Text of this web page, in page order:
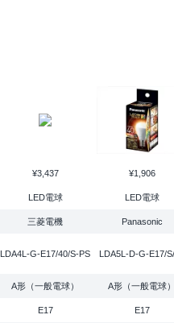
¥3,437 ¥1,906
LED電球 LED電球
三菱電機 Panasonic
LDA4L-G-E17/40/S-PS LDA5L-D-G-E17/
A形（一般電球） A形（一般電球
E17 E17